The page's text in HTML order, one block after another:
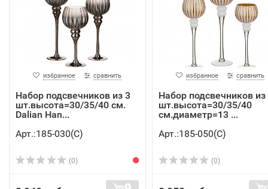
избранное сравнить
Набор подсвечников из 3
шт.высота=30/35/40 см.
Dalian Han...
Арт.:185-030(C)
(0)
избранное сравнить
Набор подсвечников из
шт.высота=30/35/40
см.диаметр=13 ...
Арт.:185-050(C)
(0)